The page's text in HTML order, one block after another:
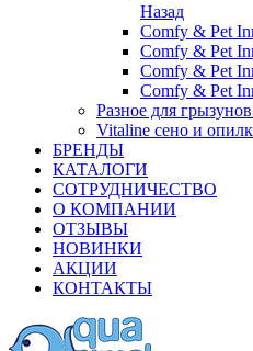
Назад
Comfy & Pet
Comfy & Pet
Comfy & Pet
Comfy & Pet
Разное для
Vitaline сено и
БРЕНДЫ
КАТАЛОГИ
СОТРУДНИЧЕСТВО
О КОМПАНИИ
ОТЗЫВЫ
НОВИНКИ
АКЦИИ
КОНТАКТЫ